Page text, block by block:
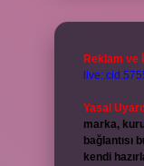
Reklam ve
Yasal Uyarı:
marka,
bağlantısı
kendi